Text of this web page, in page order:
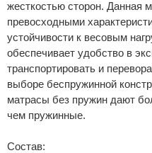
жесткостью сторон. Данная
превосходными
устойчивости к весовым
обеспечивает удобство в
транспортировать и
выборе беспружинной
матрасы без пружин дают
чем пружинные.
Состав: